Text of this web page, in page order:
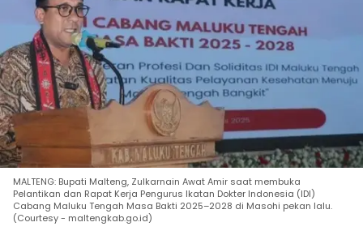
MALTENG: Bupati Malteng, Zulkarnain Awat Amir saat membuka
Pelantikan dan Rapat Kerja Pengurus Ikatan Dokter Indonesia (IDI)
Cabang Maluku Tengah Masa Bakti 2025–2028 di Masohi pekan lalu.
(Courtesy - maltengkab.go.id)